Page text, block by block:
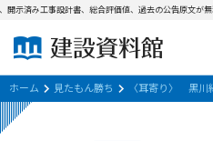
建設資料館とは
み工事設計書、総合評価値、過去の公告原文が無料で
ホーム 見たもん勝ち 〈耳寄り〉 黒川